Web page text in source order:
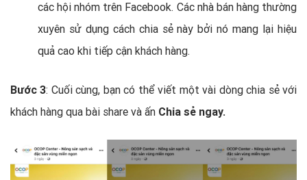
các hội nhóm trên Facebook. Các nhà bán hàng thường
xuyên sử dụng cách chia sẻ này bởi nó mang lại hiệu
quả cao khi tiếp cận khách hàng.
Bước 3: Cuối cùng, bạn có thể viết một vài dòng chia sẻ với
khách hàng qua bài share và ấn Chia sẻ ngay.